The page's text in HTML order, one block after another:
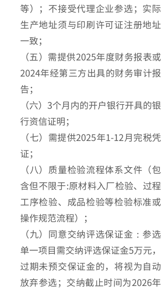
等）；不接受代理企业参选；实际
生产地址须与印刷许可证注册地址
一致；
（五）需提供2025年度财务报表或
2024年经第三方出具的财务审计报
告；
（六）3个月内的开户银行开具的银
行资信证明；
（七）需提供2025年1-12月完税凭
证；
（八）质量检验流程体系文件（包
含但不限于:原材料入厂检验、过程
工序检验、成品检验等检验标准或
操作规范流程）；
（九）同意交纳评选保证金：参选
单一项目需交纳评选保证金5万元，
过期未预交保证金的，将视为自动
放弃参选；交纳截止时间为2026年